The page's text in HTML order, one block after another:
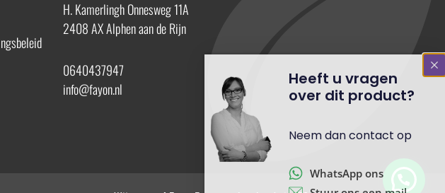
H. Kamerlingh Onnesweg 11A
2408 AX Alphen aan de Rijn
0640437947
info@fayon.nl
Neem dan contact op
WhatsApp ons
Stuur ons een mail
Bel ons direct op